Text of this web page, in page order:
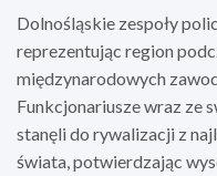
Dolnośląskie zespoły
reprezentując region
międzynarodowych
Funkcjonariusze wraz ze
stanęli do rywalizacji z
świata, potwierdzając